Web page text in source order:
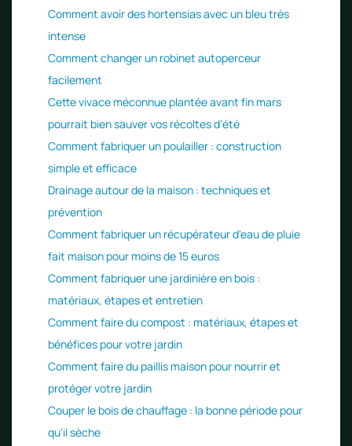
Comment avoir des hortensias avec un bleu très
intense
Comment changer un robinet autoperceur
facilement
Cette vivace méconnue plantée avant fin mars
pourrait bien sauver vos récoltes d'été
Comment fabriquer un poulailler : construction
simple et efficace
Drainage autour de la maison : techniques et
prévention
Comment fabriquer un récupérateur d'eau de pluie
fait maison pour moins de 15 euros
Comment fabriquer une jardinière en bois :
matériaux, étapes et entretien
Comment faire du compost : matériaux, étapes et
bénéfices pour votre jardin
Comment faire du paillis maison pour nourrir et
protéger votre jardin
Couper le bois de chauffage : la bonne période pour
qu'il sèche